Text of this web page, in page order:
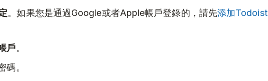
。如果您是通過Google或者Apple帳戶登錄的，請先添加Todoist
戶。
碼。